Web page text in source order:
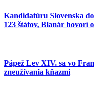
Kandidatúru Slovenska
123 štátov, Blanár hovorí
Pápež Lev XIV. sa vo
zneužívania kňazmi